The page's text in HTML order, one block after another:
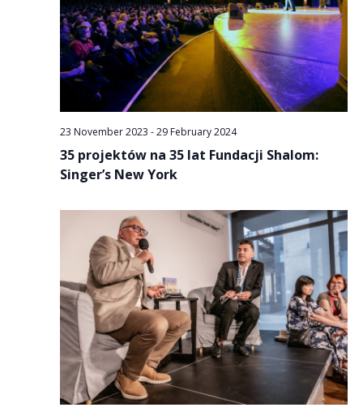
23 November 2023 -29 February 2024
35 projektów na 35 lat Fundacji Shalom:
Singer’s New York